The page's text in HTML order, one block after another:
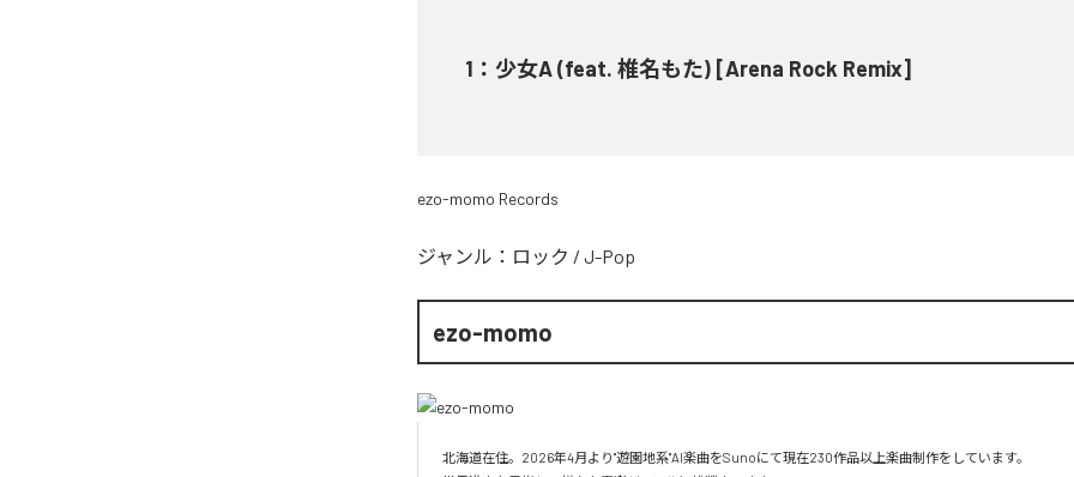
1 ： 少女A (feat. 椎名もた) [Arena Rock Remix]
ezo-momo Records
ジャンル： ロック / J-Pop
ezo-momo
北海道在住。2026年4月より"遊園地系"AI楽曲をSunoにて現在230作品以上楽曲制作をしています。